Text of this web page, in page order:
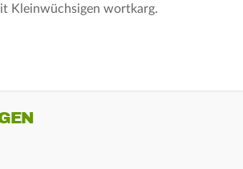
Kleinwüchsigen wortkarg.